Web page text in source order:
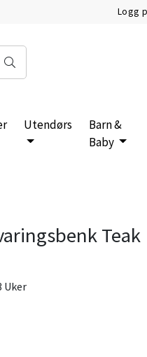
Logg
Utendørs
Barn &
Baby
Teak
Uker